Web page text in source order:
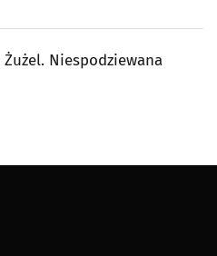
Żużel. Niespodziewana